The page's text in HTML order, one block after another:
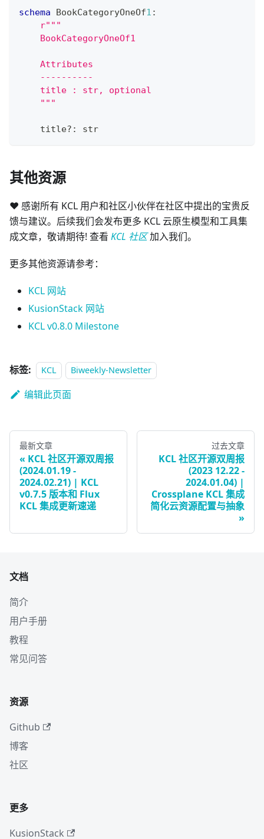
schema BookCategoryOneOf1 :
r"""
    BookCategoryOneOf1
    Attributes
    ----------
    title : str, optional
    """
    title
? : str
其他资源
❤️ 感谢所有 KCL 用户和社区小伙伴在社区中提出的宝贵反
馈与建议。后续我们会发布更多 KCL 云原生模型和工具集
成文章，敬请期待! 查看 KCL 社区加入我们。
更多其他资源请参考：
KCL 网站
KusionStack 网站
KCL v0.8.0 Milestone
标签: KCL Biweekly-Newsletter
编辑此页面
最新文章
KCL 社区开源双周报
(2024.01.19 -
2024.02.21) | KCL
v0.7.5 版本和 Flux
KCL 集成更新速递
过去文章
KCL 社区开源双周报
(2023 12.22 -
2024.01.04) |
Crossplane KCL 集成
简化云资源配置与抽象
文档
简介
用户手册
教程
常见问答
资源
Github
博客
社区
更多
KusionStack